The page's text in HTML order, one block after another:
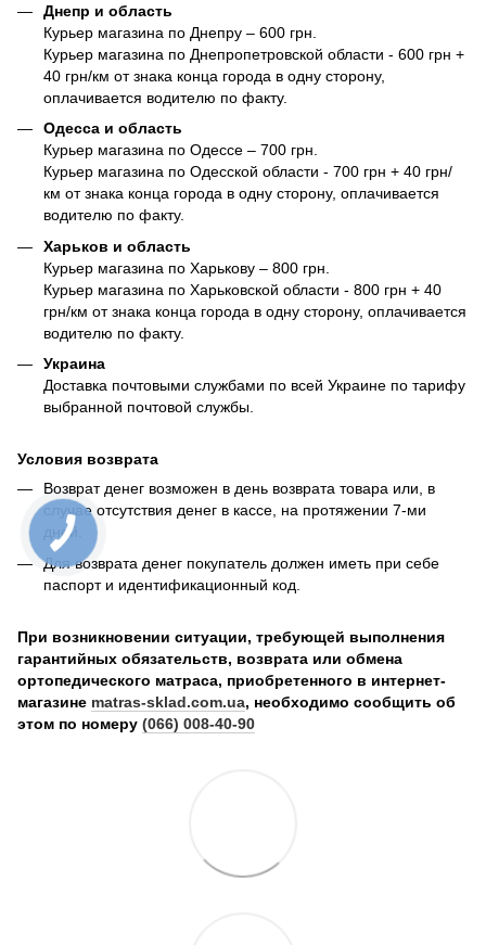
Днепр и область
Курьер магазина по Днепру – 600 грн.
Курьер магазина по Днепропетровской области - 600 грн +
40 грн/км от знака конца города в одну сторону,
оплачивается водителю по факту.
Одесса и область
Курьер магазина по Одессе – 700 грн.
Курьер магазина по Одесской области - 700 грн + 40 грн/
км от знака конца города в одну сторону, оплачивается
водителю по факту.
Харьков и область
Курьер магазина по Харькову – 800 грн.
Курьер магазина по Харьковской области - 800 грн + 40
грн/км от знака конца города в одну сторону, оплачивается
водителю по факту.
Украина
Доставка почтовыми службами по всей Украине по тарифу
выбранной почтовой службы.
Условия возврата
Возврат денег возможен в день возврата товара или, в
случае отсутствия денег в кассе, на протяжении 7-ми
дней.
Для возврата денег покупатель должен иметь при себе
паспорт и идентификационный код.
При возникновении ситуации, требующей выполнения
гарантийных обязательств, возврата или обмена
ортопедического матраса, приобретенного в интернет-
магазине matras-sklad.com.ua, необходимо сообщить об
этом по номеру (066) 008-40-90